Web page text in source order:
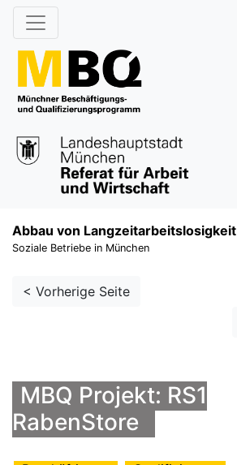
Abbau von Langzeitarbeitslosigkeit
Soziale Betriebe in München
< Vorherige Seite
MBQ Projekt: RS1
RabenStore